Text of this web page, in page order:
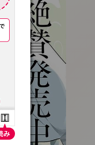
:692.15.692.936:t-vnqp.lunrzsdszk.vn.oi